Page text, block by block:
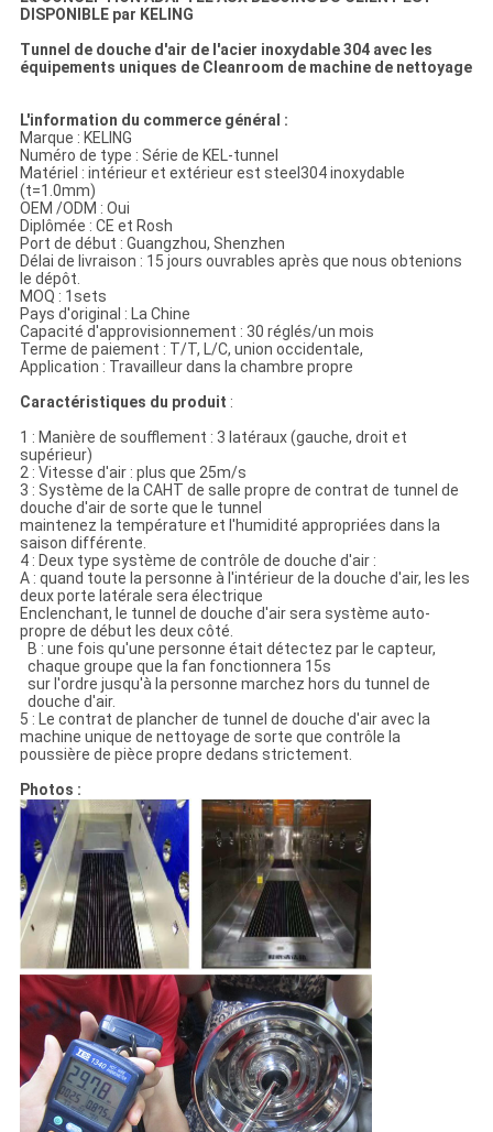
CONFIDENTIALITÉ
DISPONIBLE par KELING
Tunnel de douche d'air de l'acier inoxydable 304 avec les
équipements uniques de Cleanroom de machine de nettoyage
L'information du commerce général :
Marque : KELING
Numéro de type : Série de KEL-tunnel
Matériel : intérieur et extérieur est steel304 inoxydable
(t=1.0mm)
OEM /ODM : Oui
Diplômée : CE et Rosh
Port de début : Guangzhou, Shenzhen
Délai de livraison : 15 jours ouvrables après que nous obtenions
le dépôt.
MOQ : 1sets
Pays d'original : La Chine
Capacité d'approvisionnement : 30 réglés/un mois
Terme de paiement : T/T, L/C, union occidentale,
Application : Travailleur dans la chambre propre
Caractéristiques du produit :
1 : Manière de soufflement : 3 latéraux (gauche, droit et
supérieur)
2 : Vitesse d'air : plus que 25m/s
3 : Système de la CAHT de salle propre de contrat de tunnel de
douche d'air de sorte que le tunnel
maintenez la température et l'humidité appropriées dans la
saison différente.
4 : Deux type système de contrôle de douche d'air :
A : quand toute la personne à l'intérieur de la douche d'air, les les
deux porte latérale sera électrique
Enclenchant, le tunnel de douche d'air sera système auto-
propre de début les deux côté.
B : une fois qu'une personne était détectez par le capteur,
chaque groupe que la fan fonctionnera 15s
sur l'ordre jusqu'à la personne marchez hors du tunnel de
douche d'air.
5 : Le contrat de plancher de tunnel de douche d'air avec la
machine unique de nettoyage de sorte que contrôle la
poussière de pièce propre dedans strictement.
Photos :